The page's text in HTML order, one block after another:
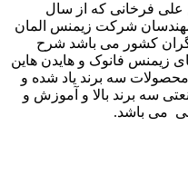
فرخانی که از سال
مهندسان شرکت زیمنس المان
کشور می باشد شرح
زیمنس فانوک و هایدن هاین
سه برند یاد شده و
سه برند بالا و آموزش و
می باشد.